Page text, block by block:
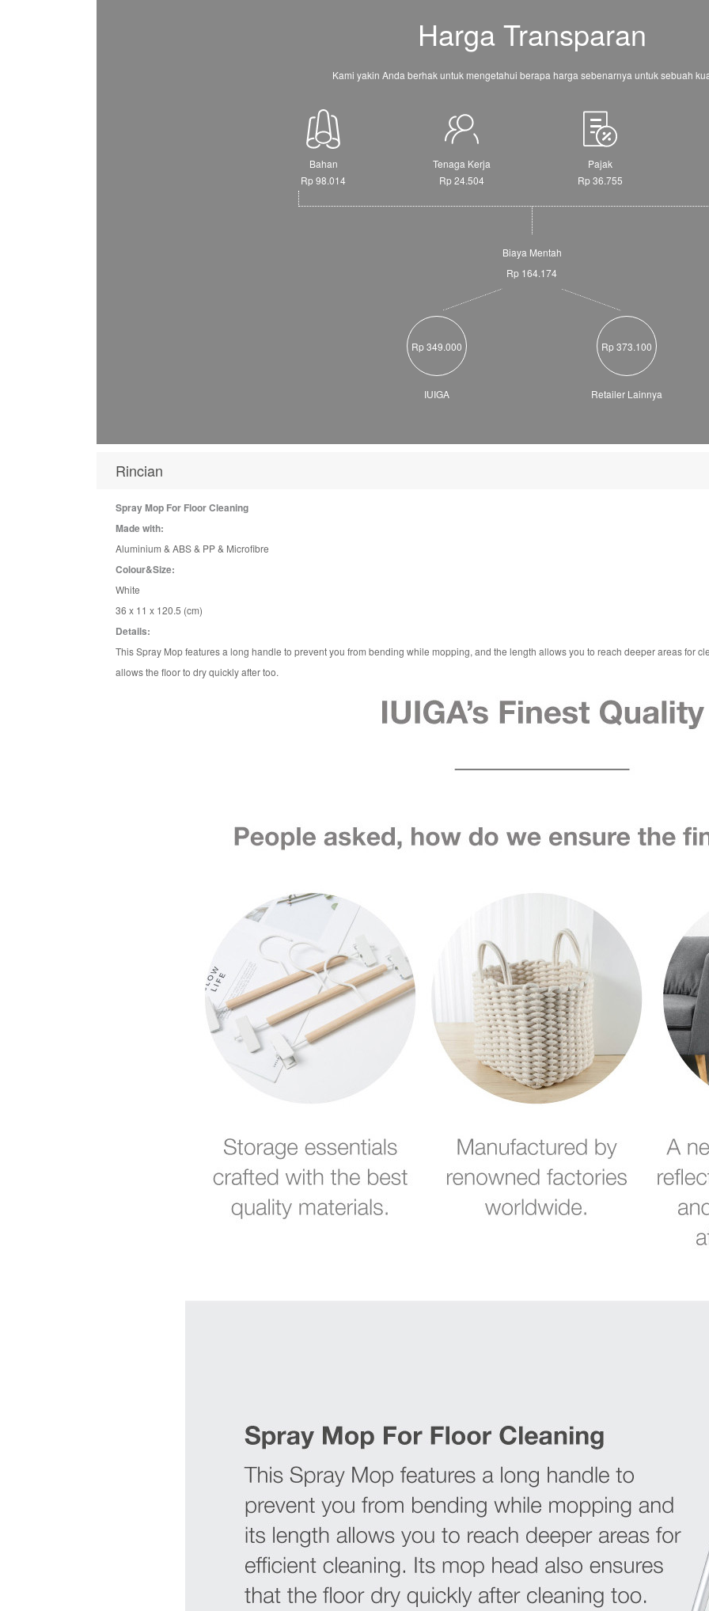
Harga Transparan
Kami yakin Anda berhak untuk mengetahui berapa harga sebenarnya untuk sebuah
Bahan
Rp 98.014
Tenaga Kerja
Rp 24.504
Pajak
Rp 36.755
Biaya Mentah
Rp 164.174
Rp 349.000
IUIGA
Rp 373.100
Retailer Lainnya
Rincian
Spray Mop For Floor Cleaning
Made with:
Aluminium & ABS & PP & Microfibre
Colour&Size:
White
36 x 11 x 120.5 (cm)
Details:
This Spray Mop features a long handle to prevent you from bending while mopping, and the length allows you to reach deeper areas for
allows the floor to dry quickly after too.